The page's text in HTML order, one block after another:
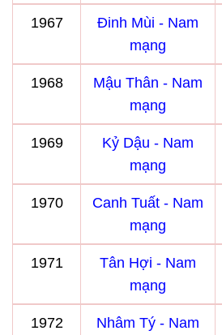
1967
Đinh Mùi - Nam
mạng
1968
Mậu Thân - Nam
mạng
1969
Kỷ Dậu - Nam
mạng
1970
Canh Tuất - Nam
mạng
1971
Tân Hợi - Nam
mạng
1972
Nhâm Tý - Nam